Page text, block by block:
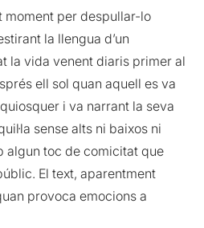
moment per despullar-lo
la llengua d’un
la vida venent diaris primer al
ell sol quan aquell es va
i va narrant la seva
sense alts ni baixos ni
algun toc de comicitat que
El text, aparentment
provoca emocions a